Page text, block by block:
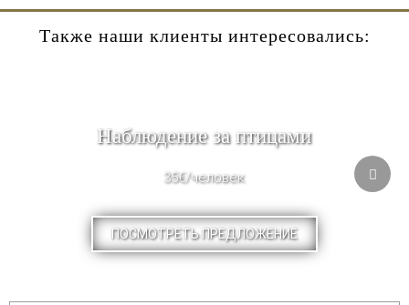
Также наши клиенты интересовались:
Наблюдение за птицами
35€/человек
ПОСМОТРЕТЬ ПРЕДЛОЖЕНИЕ